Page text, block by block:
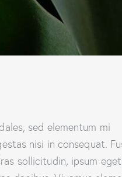
sed elementum mi
nisi in consequat.
sollicitudin, ipsum eget